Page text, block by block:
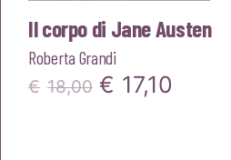
Il corpo di Jane Austen
Roberta Grandi
€ 18,00 Il
€ 17,10